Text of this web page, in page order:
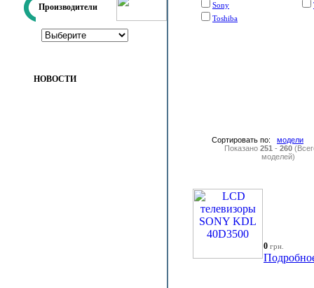
Производители
НОВОСТИ
Sony
Toshiba
Сортировать по: модели
Показано 251 - 260
моделей)
0 грн.